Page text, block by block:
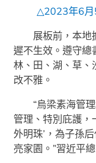
△2023年6月
展板前，本
遲不生效。遵守總
林、田、湖、草、
改不雅。
“烏梁素海管
管理、特別庇護，
外明珠’，為子孫
亮家園。”習近平